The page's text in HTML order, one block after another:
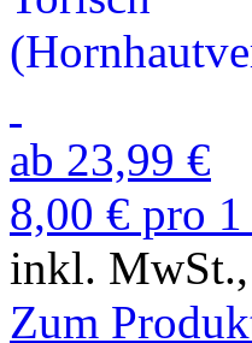
ab 23,99 €
8,00 € pro
inkl.
Zum